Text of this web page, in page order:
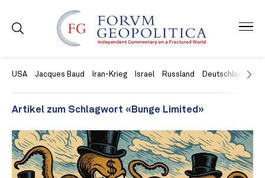
USA Jacques Baud Iran-Krieg Israel Russland Deutschland
Artikel zum Schlagwort «Bunge Limited»